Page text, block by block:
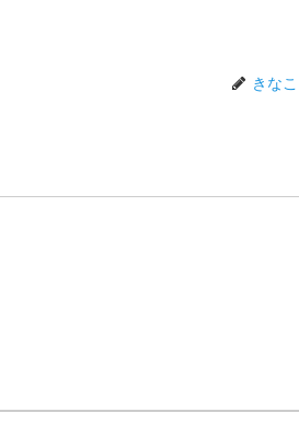
きなこ